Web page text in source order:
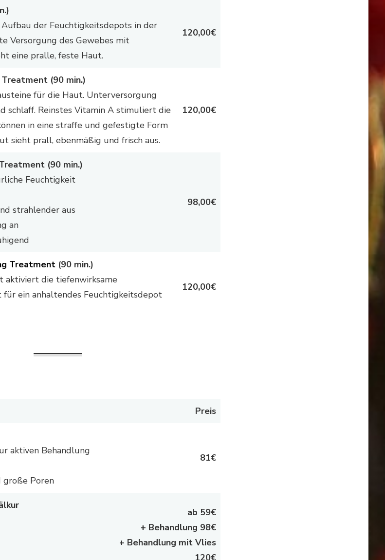
der Feuchtigkeitsdepots in der
Versorgung des Gewebes mit
eine pralle, feste Haut.
120,00€
(90 min.)
für die Haut. Unterversorgung
schlaff. Reinstes Vitamin A stimuliert die
in eine straffe und gefestigte Form
sieht prall, ebenmäßig und frisch aus.
120,00€
(90 min.)
Feuchtigkeit
strahlender aus
an
98,00€
Treatment(90 min.)
aktiviert die tiefenwirksame
ein anhaltendes Feuchtigkeitsdepot
120,00€
Preis
aktiven Behandlung
große Poren
81€
ab 59€
+ Behandlung 98€
+ Behandlung mit Vlies
120€